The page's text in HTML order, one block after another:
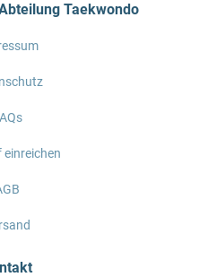
Taekwondo
einreichen